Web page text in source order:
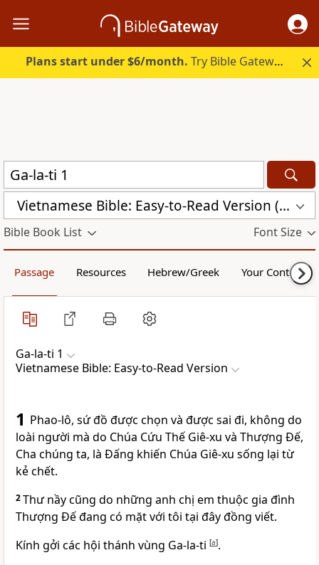
Plans start under $6/month. Try Bible Gateway Plus.
Vietnamese Bible: Easy-to-Read Version (BPT)
Bible Book List Font Size
Passage Resources Hebrew/Greek Your Content
Ga-la-ti 1
Vietnamese Bible: Easy-to-Read Version
1 Phao-lô, sứ đồ được chọn và được sai đi, không do
loài người mà do Chúa Cứu Thế Giê-xu và Thượng Đế,
Cha chúng ta, là Đấng khiến Chúa Giê-xu sống lại từ
kẻ chết.
2Thư nầy cũng do những anh chị em thuộc gia đình
Thượng Đế đang có mặt với tôi tại đây đồng viết.
Kính gởi các hội thánh vùng Ga-la-ti [a].